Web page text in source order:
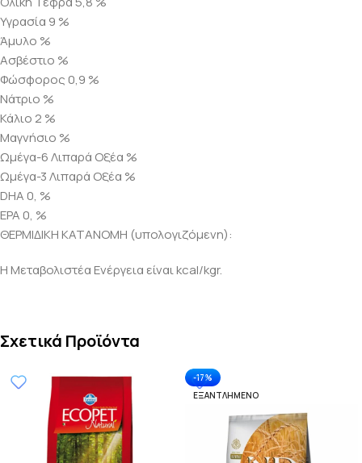
Υγρασία 9 %
Άμυλο %
Ασβέστιο %
Φώσφορος 0,9 %
Νάτριο %
Κάλιο 2 %
Μαγνήσιο %
Ωμέγα-6 Λιπαρά Οξέα %
Ωμέγα-3 Λιπαρά Οξέα %
DHA 0, %
EPA 0, %
ΘΕΡΜΙΔΙΚΗ ΚΑΤΑΝΟΜΗ (υπολογιζόμενη):
Η Μεταβολιστέα Ενέργεια είναι kcal/kgr.
Σχετικά Προϊόντα
-17%
ΕΞΑΝΤΛΗΜΈΝΟ